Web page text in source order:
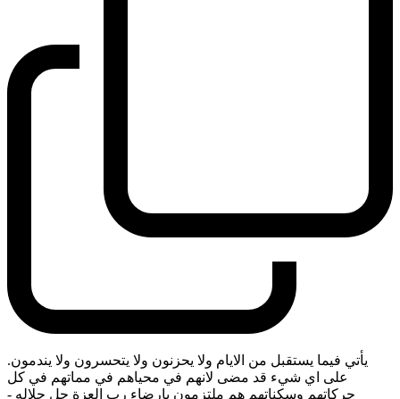
يأتي فيما يستقبل من الايام ولا يحزنون ولا يتحسرون ولا يندمون.
على اي شيء قد مضى لانهم في محياهم في مماتهم في كل
حركاتهم وسكناتهم هم ملتزمون بارضاء رب العزة جل جلاله -